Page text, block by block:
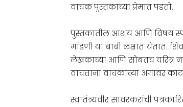
वाचक पुस्तकाच्या प्रेमात पडतो.
पुस्तकातील आशय आणि विषय
मांडणी या बाबी लक्षात येतात.
लेखकाच्या आणि सोबतच चरित्र
वाचताना वाचकांच्या अंगावर
स्वातंत्र्यवीर सावरकरांची